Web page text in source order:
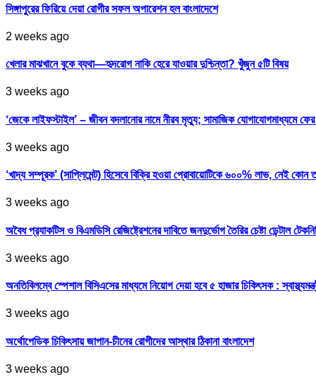
সিঙ্গাপুরের ফিরিয়ে দেয়া রোগীর সফল অপারেশন হল বাংলাদেশে
2 weeks ago
খেলার মাঝখানে বুকে ব্যথা—হৃদরোগ নাকি হেরে যাওয়ার দুশ্চিন্তা? খুঁজুন ৫টি বিষয়
3 weeks ago
‘জেকে লাইফস্টাইল’ – জীবন বদলানোর নামে নীরব মৃত্যু; সামাজিক যোগাযোগমাধ্যমে
3 weeks ago
‘খাদ্য সম্পূরক’ (সাপ্লিমেন্ট) হিসেবে বিক্রি হওয়া প্রোবায়োটিকে ৬০০% লাভ, নেই কোন
3 weeks ago
অবৈধ প্র‍্যাকটিস ও বিএমডিসি রেজিষ্ট্রেশনের দাবিতে জনদুর্ভোগ তৈরির চেষ্টা ডেন্টাল
3 weeks ago
অনতিবিলম্বে স্পেশাল বিসিএসের মাধ্যমে নিয়োগ দেয়া হবে ৫ হাজার চিকিৎসক :
3 weeks ago
অর্থোপেডিক চিকিৎসায় জাপান-চীনের রোগীদের আস্থার ঠিকানা বাংলাদেশ
3 weeks ago